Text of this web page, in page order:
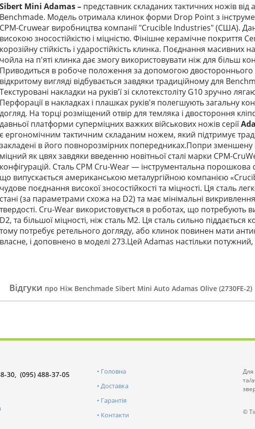
Sibert Mini Adamas – представник складаних тактичних ножів
Benchmade. Модель отримала клинок форми Drop Point з
CPM-Cruwear виробництва компанії "Crucible Industries" (США).
високою зносостійкістю і міцністю. Фінішне керамічне покриття
корозійну стійкість і ударостійкість клинка. Поєднання масивних
чойла на п'яті клинка дає змогу використовувати ніж для більш
Приводиться в робоче положення за допомогою двостороннього
відкритому вигляді відбувається завдяки традиційному для
Текстуровані накладки на руків'ї зі склотекстоліту G10 зручно
Перфорації в накладках і плашках руків'я полегшують загальну
догляд. На торці розміщений отвір для темляка і двостороння
давньої платформи суперміцних важких військових ножів серії
є ергономічним тактичним складаним ножем, який підтримує
закладені в його повнорозмірних попередниках.Попри зменшену
міцний як цвях завдяки введенню новітньої сталі марки CPM-
конфігурацій. Сталь CPM Cru-Wear — інструментальна порошкова
що випускається американською металургійною компанією
чудове поєднання високої зносостійкості та міцності. Ця сталь
стані (за параметрами схожа на D2) та має мінімальні
твердості. Cru-Wear використовується в роботах, що потребують
D2, та більшої міцності, ніж сталь М2. Ця сталь сильно піддається
тому потребує ретельного догляду, або клинок повинен мати
власне, і доповнено в моделі 273.Цей Adamas настільки
Відгуки про Ніж Benchmade Sibert Mini Auto Adamas Olive (2730FE-2)
30 (095) 488-37-05
Головна
Доставка
Гарантія
Контакти
Для
та/
©